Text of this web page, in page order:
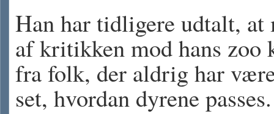
Han har tidligere udtalt, at
af kritikken mod hans zoo
fra folk, der aldrig har
set, hvordan dyrene passes.